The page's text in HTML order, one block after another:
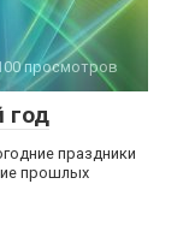
просмотров
год
праздники
прошлых